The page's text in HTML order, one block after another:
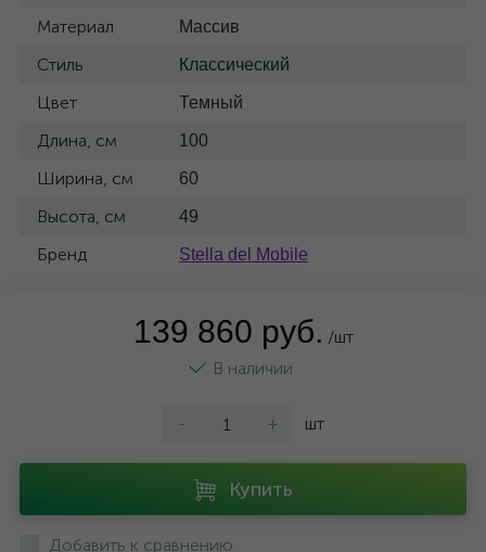
Материал Массив
Стиль Классический
Цвет Темный
Длина, см 100
Ширина, см 60
Высота, см 49
Бренд Stella del Mobile
139 860 руб. /шт
В наличии
- + шт
Купить
Добавить к сравнению